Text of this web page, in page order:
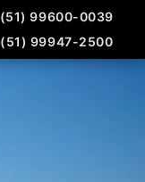
(51) 99600-0039
(51) 99947-2500